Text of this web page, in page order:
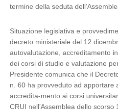
termine della seduta
Situazione legislativa e
decreto ministeriale del 12
autovalutazione, accreditamento
dei corsi di studio e valutazione
Presidente comunica che il
n. 60 ha provveduto ad apportare
accredita-mento ai corsi
CRUI nell’Assemblea dello scorso